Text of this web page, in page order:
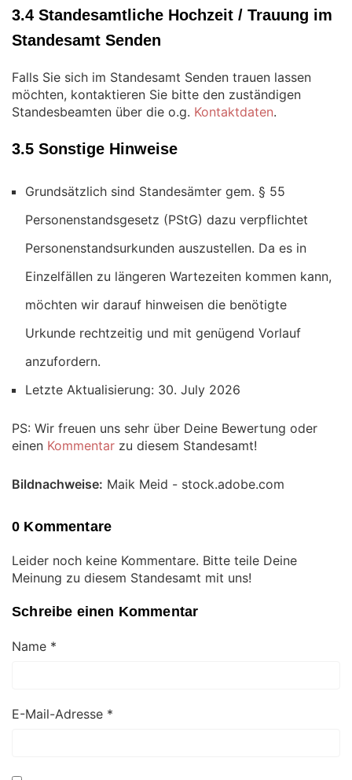
3.4 Standesamtliche Hochzeit / Trauung im
Standesamt Senden
Falls Sie sich im Standesamt Senden trauen lassen
möchten, kontaktieren Sie bitte den zuständigen
Standesbeamten über die o.g. Kontaktdaten.
3.5 Sonstige Hinweise
Grundsätzlich sind Standesämter gem. § 55
Personenstandsgesetz (PStG) dazu verpflichtet
Personenstandsurkunden auszustellen. Da es in
Einzelfällen zu längeren Wartezeiten kommen kann,
möchten wir darauf hinweisen die benötigte
Urkunde rechtzeitig und mit genügend Vorlauf
anzufordern.
Letzte Aktualisierung: 30. July 2026
PS: Wir freuen uns sehr über Deine Bewertung oder
einen Kommentar zu diesem Standesamt!
Bildnachweise: Maik Meid - stock.adobe.com
0 Kommentare
Leider noch keine Kommentare. Bitte teile Deine
Meinung zu diesem Standesamt mit uns!
Schreibe einen Kommentar
Name *
E-Mail-Adresse *